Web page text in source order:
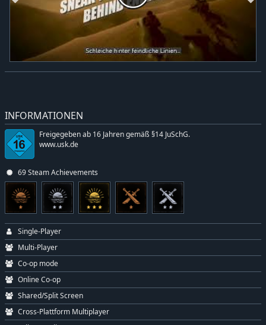
INFORMATIONEN
Freigegeben ab 16 Jahren gemäß §14 JuSchG.
www.usk.de
69 Steam Achievements
Single-Player
Multi-Player
Co-op mode
Online Co-op
Shared/Split Screen
Cross-Plattform Multiplayer